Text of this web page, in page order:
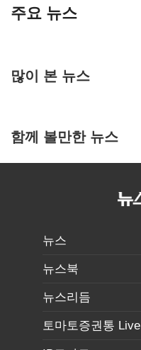
주요 뉴스
많이 본 뉴스
함께 볼만한 뉴스
뉴스
뉴스북
뉴스리듬
토마토증권통 Live